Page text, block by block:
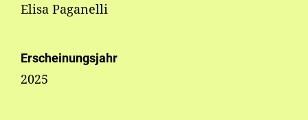
Elisa Paganelli
Erscheinungsjahr
2025